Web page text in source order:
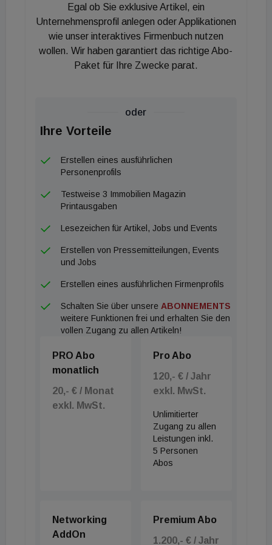
gegründet, der sich ausschließlich um die
Assetklasse Data Center sowie um Betreiber,
Endnutzer und Investoren kümmert. Schon während
des Dotcom-Booms bis zum Jahr 2005 vermittelte
Center Solutions Team seine über viele Jahre
aufgebaute Marktführerschaft in Deutschland nicht
nur bestätigen, sondern noch deutlich ausbauen. So
begleitete der Bereich, der in Deutschland von Arno
Petzold geführt wird und bundesweit sieben
Berater umfasst, seit 2018 insgesamt 26 Verkäufe
Entwickler und -Betreiber in Frankfurt und Berlin mit
einem Transaktionsvolumen von über 860 Millionen
Euro.
Egal ob Sie exklusive Artikel, ein
Unternehmensprofil anlegen oder Applikationen
wie unser interaktives Firmenbuch nutzen
wollen. Wir haben garantiert das richtige Abo-
Paket für Ihre Zwecke parat.
oder
Ihre Vorteile
Erstellen eines ausführlichen
Personenprofils
Testweise 3 Immobilien Magazin
Printausgaben
Lesezeichen für Artikel, Jobs und Events
Erstellen von Pressemitteilungen, Events
und Jobs
Erstellen eines ausführlichen Firmenprofils
Schalten Sie über unsere ABONNEMENTS
weitere Funktionen frei und erhalten Sie den
vollen Zugang zu allen Artikeln!
PRO Abo
monatlich
20,- € / Monat
exkl. MwSt.
Pro Abo
120,- € / Jahr
exkl. MwSt.
Unlimitierter
Zugang zu allen
Leistungen inkl.
5 Personen
Abos
Networking
AddOn
Premium Abo
1.200,- € / Jahr